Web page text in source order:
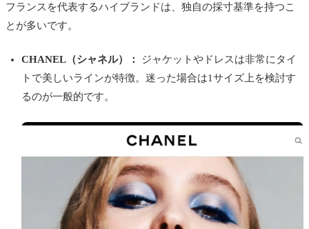
フランスを代表するハイブランドは、独自の採寸基準を持つこ
とが多いです。
CHANEL（シャネル）：
ジャケットやドレスは非常にタイ
トで美しいラインが特徴。迷った場合は1サイズ上を検討す
るのが一般的です。